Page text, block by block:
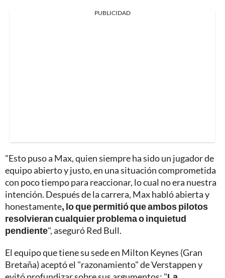
PUBLICIDAD
"Esto puso a Max, quien siempre ha sido un jugador de
equipo abierto y justo, en una situación comprometida
con poco tiempo para reaccionar, lo cual no era nuestra
intención. Después de la carrera, Max habló abierta y
honestamente, lo que permitió que ambos pilotos
resolvieran cualquier problema o inquietud
pendiente", aseguró Red Bull.
El equipo que tiene su sede en Milton Keynes (Gran
Bretaña) aceptó el "razonamiento" de Verstappen y